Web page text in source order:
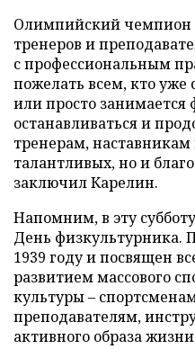
Олимпийский чемпион
тренеров и
с профессиональным
пожелать всем, кто уже
или просто занимается
останавливаться и
тренерам,
талантливых, но и
заключил Карелин.
Напомним, в эту
День физкультурника.
1939 году и посвящен
развитием массового
культуры –
преподавателям,
активного образа